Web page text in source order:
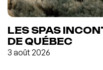
LES SPAS
DE QUÉBEC
3 août 2026